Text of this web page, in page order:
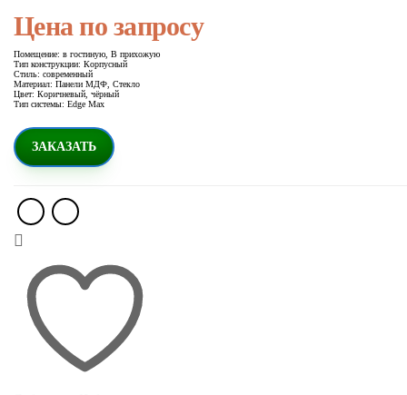
Цена по запросу
Помещение: в гостиную, В прихожую
Тип конструкции: Корпусный
Стиль: современный
Материал: Панели МДФ, Стекло
Цвет: Коричневый, чёрный
Тип системы: Edge Max
ЗАКАЗАТЬ